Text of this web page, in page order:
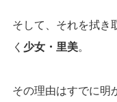
そして、それを拭き
く 少女・里美。
その理由はすでに明